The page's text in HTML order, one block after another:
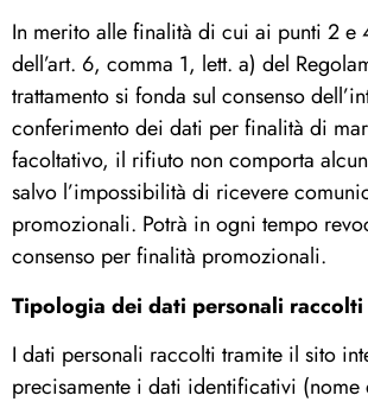
In merito alle finalità di cui ai punti 2 e
dell’art. 6, comma 1, lett. a) del
trattamento si fonda sul consenso
conferimento dei dati per finalità di
facoltativo, il rifiuto non comporta
salvo l’impossibilità di ricevere
promozionali. Potrà in ogni tempo
consenso per finalità promozionali.
Tipologia dei dati personali raccolti
I dati personali raccolti tramite il sito
precisamente i dati identificativi